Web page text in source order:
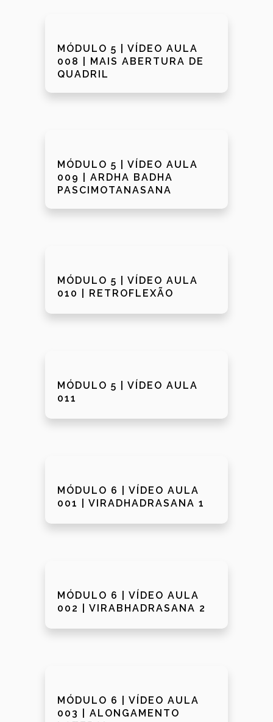
MÓDULO 5 | VÍDEO AULA
008 | MAIS ABERTURA DE
QUADRIL
MÓDULO 5 | VÍDEO AULA
009 | ARDHA BADHA
PASCIMOTANASANA
MÓDULO 5 | VÍDEO AULA
010 | RETROFLEXÃO
MÓDULO 5 | VÍDEO AULA
011
MÓDULO 6 | VÍDEO AULA
001 | VIRADHADRASANA 1
MÓDULO 6 | VÍDEO AULA
002 | VIRABHADRASANA 2
MÓDULO 6 | VÍDEO AULA
003 | ALONGAMENTO